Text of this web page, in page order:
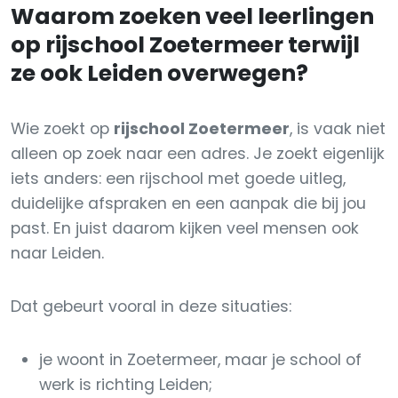
Waarom zoeken veel leerlingen
op rijschool Zoetermeer terwijl
ze ook Leiden overwegen?
Wie zoekt op rijschool Zoetermeer, is vaak niet
alleen op zoek naar een adres. Je zoekt eigenlijk
iets anders: een rijschool met goede uitleg,
duidelijke afspraken en een aanpak die bij jou
past. En juist daarom kijken veel mensen ook
naar Leiden.
Dat gebeurt vooral in deze situaties:
je woont in Zoetermeer, maar je school of
werk is richting Leiden;